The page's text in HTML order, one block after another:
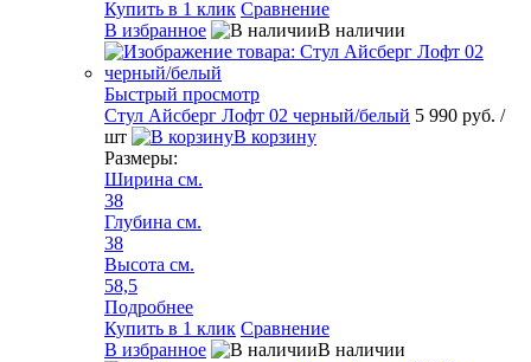
Купить в 1 клик Сравнение
В избранное
В наличии
Быстрый просмотр
Стул Айсберг Лофт 02 черный/белый 5 990 руб. /
шт
В корзину
Размеры:
Ширина см.
38
Глубина см.
38
Высота см.
58,5
Подробнее
Купить в 1 клик Сравнение
В избранное
В наличии